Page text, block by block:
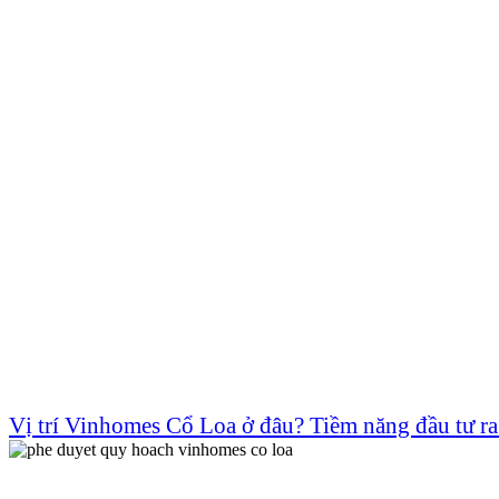
Vị trí Vinhomes Cổ Loa ở đâu? Tiềm năng đầu tư ra